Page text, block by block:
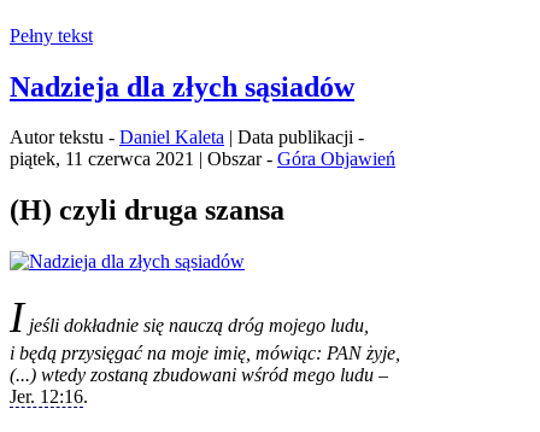
Pełny tekst
Nadzieja dla złych sąsiadów
Autor tekstu - Daniel Kaleta | Data publikacji -
piątek, 11 czerwca 2021 | Obszar - Góra Objawień
(H) czyli druga szansa
I jeśli dokładnie się nauczą dróg mojego ludu,
i będą przysięgać na moje imię, mówiąc: PAN żyje,
(...) wtedy zostaną zbudowani wśród mego ludu –
Jer. 12:16.